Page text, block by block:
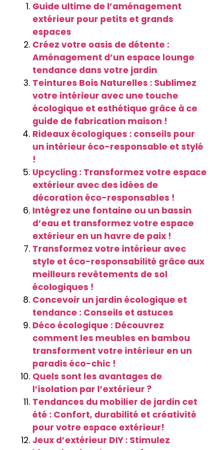
Guide ultime de l’aménagement
extérieur pour petits et grands
espaces
Créez votre oasis de détente :
Aménagement d’un espace lounge
tendance dans votre jardin
Teintures Bois Naturelles : Sublimez
votre intérieur avec une touche
écologique et esthétique grâce à ce
guide de fabrication maison !
Rideaux écologiques : conseils pour
un intérieur éco-responsable et stylé
!
Upcycling : Transformez votre espace
extérieur avec des idées de
décoration éco-responsables !
Intégrez une fontaine ou un bassin
d’eau et transformez votre espace
extérieur en un havre de paix !
Transformez votre intérieur avec
style et éco-responsabilité grâce aux
meilleurs revêtements de sol
écologiques !
Concevoir un jardin écologique et
tendance : Conseils et astuces
Déco écologique : Découvrez
comment les meubles en bambou
transforment votre intérieur en un
paradis éco-chic !
Quels sont les avantages de
l’isolation par l’extérieur ?
Tendances du mobilier de jardin cet
été : Confort, durabilité et créativité
pour votre espace extérieur!
Jeux d’extérieur DIY : Stimulez